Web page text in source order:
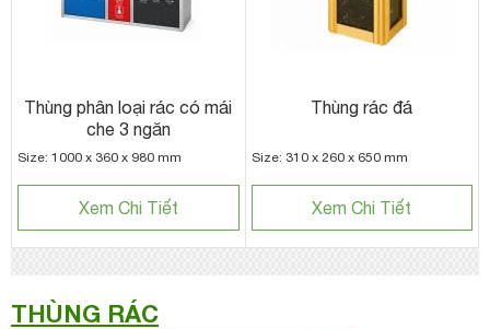
Thùng phân loại rác có mái
che 3 ngăn
Size: 1000 x 360 x 980 mm
Xem Chi Tiết
Thùng rác đá
Size: 310 x 260 x 650 mm
Xem Chi Tiết
THÙNG RÁC